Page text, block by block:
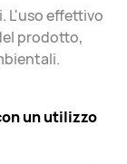
L'uso effettivo
prodotto,
un utilizzo